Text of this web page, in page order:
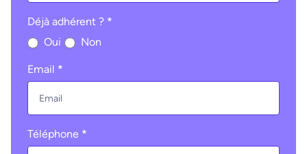
Déjà adhérent ? *
Oui
Non
Email *
Téléphone *